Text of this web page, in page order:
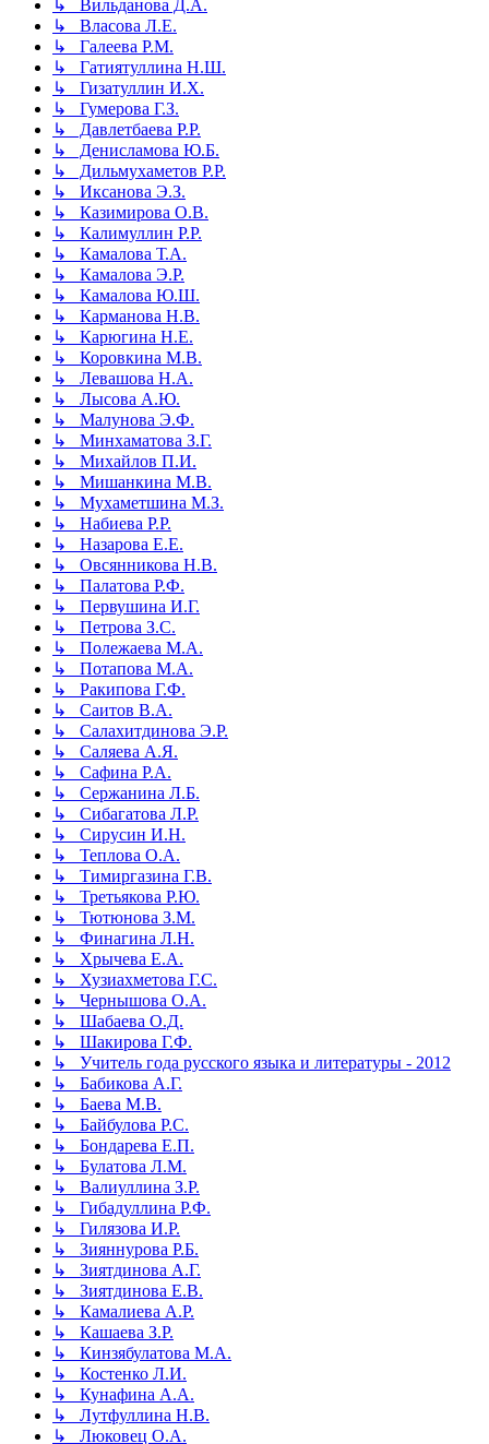
↳ Вильданова Д.А.
↳ Власова Л.Е.
↳ Галеева Р.М.
↳ Гатиятуллина Н.Ш.
↳ Гизатуллин И.Х.
↳ Гумерова Г.З.
↳ Давлетбаева Р.Р.
↳ Денисламова Ю.Б.
↳ Дильмухаметов Р.Р.
↳ Иксанова Э.З.
↳ Казимирова О.В.
↳ Калимуллин Р.Р.
↳ Камалова Т.А.
↳ Камалова Э.Р.
↳ Камалова Ю.Ш.
↳ Карманова Н.В.
↳ Карюгина Н.Е.
↳ Коровкина М.В.
↳ Левашова Н.А.
↳ Лысова А.Ю.
↳ Малунова Э.Ф.
↳ Минхаматова З.Г.
↳ Михайлов П.И.
↳ Мишанкина М.В.
↳ Мухаметшина М.З.
↳ Набиева Р.Р.
↳ Назарова Е.Е.
↳ Овсянникова Н.В.
↳ Палатова Р.Ф.
↳ Первушина И.Г.
↳ Петрова З.С.
↳ Полежаева М.А.
↳ Потапова М.А.
↳ Ракипова Г.Ф.
↳ Саитов В.А.
↳ Салахитдинова Э.Р.
↳ Саляева А.Я.
↳ Сафина Р.А.
↳ Сержанина Л.Б.
↳ Сибагатова Л.Р.
↳ Сирусин И.Н.
↳ Теплова О.А.
↳ Тимиргазина Г.В.
↳ Третьякова Р.Ю.
↳ Тютюнова З.М.
↳ Финагина Л.Н.
↳ Хрычева Е.А.
↳ Хузиахметова Г.С.
↳ Чернышова О.А.
↳ Шабаева О.Д.
↳ Шакирова Г.Ф.
↳ Учитель года русского языка и литературы - 2012
↳ Бабикова А.Г.
↳ Баева М.В.
↳ Байбулова Р.С.
↳ Бондарева Е.П.
↳ Булатова Л.М.
↳ Валиуллина З.Р.
↳ Гибадуллина Р.Ф.
↳ Гилязова И.Р.
↳ Зияннурова Р.Б.
↳ Зиятдинова А.Г.
↳ Зиятдинова Е.В.
↳ Камалиева А.Р.
↳ Кашаева З.Р.
↳ Кинзябулатова М.А.
↳ Костенко Л.И.
↳ Кунафина А.А.
↳ Лутфуллина Н.В.
↳ Люковец О.А.